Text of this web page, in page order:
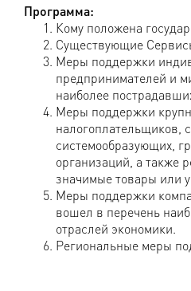
Программа:
Кому положена
Существующие
Меры поддержки
предпринимателей и
наиболее
Меры поддержки
налогоплательщиков,
системообразующих,
организаций, а также
значимые товары или
Меры поддержки
вошел в перечень
отраслей экономики.
Региональные меры